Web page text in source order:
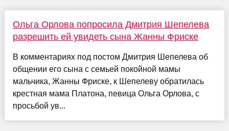
Ольга Орлова попросила Дмитрия Шепелева
разрешить ей увидеть сына Жанны Фриске
В комментариях под постом Дмитрия Шепелева об
общении его сына с семьей покойной мамы
мальчика, Жанны Фриске, к Шепелеву обратилась
крестная мама Платона, певица Ольга Орлова, с
просьбой ув...